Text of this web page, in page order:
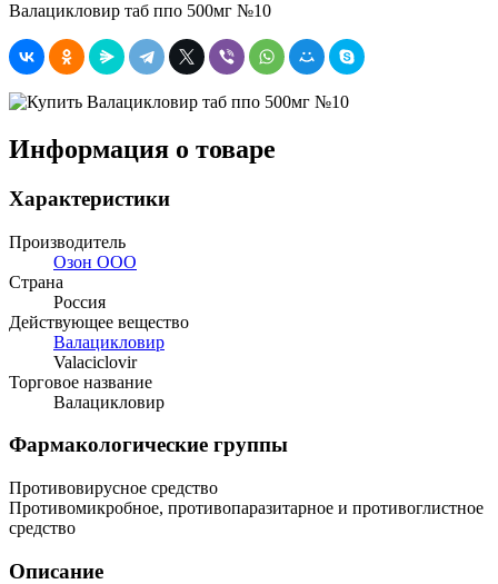
Валацикловир таб ппо 500мг №10
Информация о товаре
Характеристики
Производитель
Озон ООО
Страна
Россия
Действующее вещество
Валацикловир
Valaciclovir
Торговое название
Валацикловир
Фармакологические группы
Противовирусное средство
Противомикробное, противопаразитарное и противоглистное
средство
Описание